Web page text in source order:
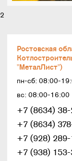
2
Ростовская
"МеталЛист")
пн-сб: 08:00-
вс: 08:00-16:00
+7 (8634)
+7 (8634)
+7 (928)
+7 (938)